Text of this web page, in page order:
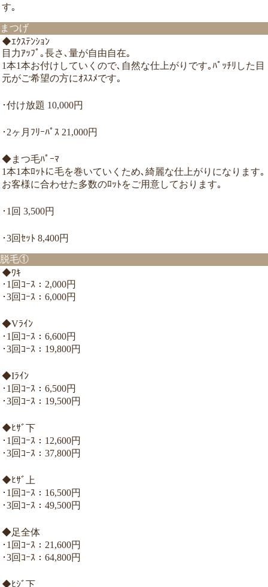
す｡
まつげ
◆ｴｸｽﾃﾝｼｮﾝ
目力ｱｯﾌﾟ｡長さ､量が自由自在｡
1本1本お付けしていくので､自然な仕上がりです｡ﾊﾟｯﾁﾘした目
元がご希望の方にｵｽｽﾒです｡
･付け放題 10,000円
･2ヶ月ﾌﾘｰﾊﾟｽ 21,000円
◆まつ毛ﾊﾟｰﾏ
1本1本ﾛｯﾄに毛を巻いていくため､綺麗な仕上がりになります｡
お客様に合わせた多数のﾛｯﾄをご用意しております｡
･1回 3,500円
･3回ｾｯﾄ 8,400円
脱毛①
◆ﾜｷ
･1回ｺｰｽ：2,000円
･3回ｺｰｽ：6,000円
◆Vﾗｲﾝ
･1回ｺｰｽ：6,600円
･3回ｺｰｽ：19,800円
◆Iﾗｲﾝ
･1回ｺｰｽ：6,500円
･3回ｺｰｽ：19,500円
◆ﾋｻﾞ下
･1回ｺｰｽ：12,600円
･3回ｺｰｽ：37,800円
◆ﾋｻﾞ上
･1回ｺｰｽ：16,500円
･3回ｺｰｽ：49,500円
◆足全体
･1回ｺｰｽ：21,600円
･3回ｺｰｽ：64,800円
◆ﾋｼﾞ下